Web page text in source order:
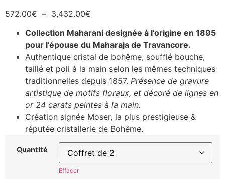
572.00€ – 3,432.00€
Collection Maharani designée à l’origine en 1895
pour l’épouse du Maharaja de Travancore.
Authentique cristal de bohême, soufflé bouche,
taillé et poli à la main selon les mêmes techniques
traditionnelles depuis 1857. Présence de gravure
artistique de motifs floraux, et décoré de lignes en
or 24 carats peintes à la main.
Création signée Moser, la plus prestigieuse &
réputée cristallerie de Bohême.
Quantité
Effacer